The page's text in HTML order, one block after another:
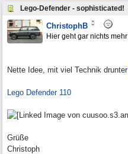
Lego-Defender - sophisticated!
ChristophB
Hier geht gar nichts mehr
Nette Idee, mit viel Technik drunter
Lego Defender 110
Grüße
Christoph